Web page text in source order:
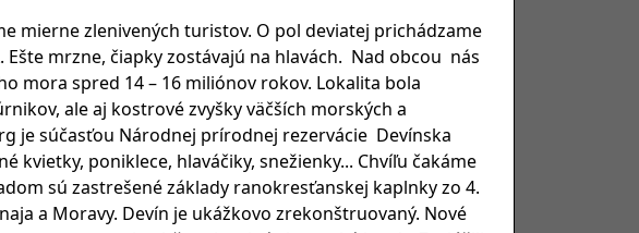
mierne zlenivených turistov. O pol deviatej prichádzame
mrzne, čiapky zostávajú na hlavách. Nad obcou nás
mora spred 14 – 16 miliónov rokov. Lokalita bola
ale aj kostrové zvyšky väčších morských a
je súčasťou Národnej prírodnej rezervácie Devínska
kvietky, poniklece, hlaváčiky, snežienky... Chvíľu čakáme
sú zastrešené základy ranokresťanskej kaplnky zo 4.
a Moravy. Devín je ukážkovo zrekonštruovaný. Nové